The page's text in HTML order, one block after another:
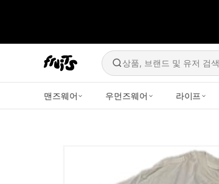
상품, 브랜드 및 유저 검색
맨즈웨어 우먼즈웨어 라이프